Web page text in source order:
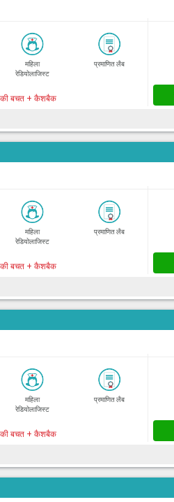
महिला
रेडियोलाजिस्ट
प्रमाणित लैब
की बचत + कैशबैक
महिला
रेडियोलाजिस्ट
प्रमाणित लैब
की बचत + कैशबैक
महिला
रेडियोलाजिस्ट
प्रमाणित लैब
की बचत + कैशबैक